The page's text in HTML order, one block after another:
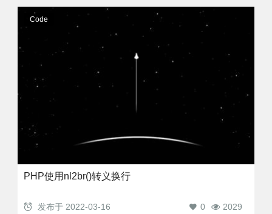
Code
PHP使用nl2br()转义换行
发布于 2022-03-16 2029
0